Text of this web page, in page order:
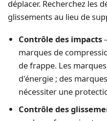
déplacer. Recherchez les
glissements au lieu de
Contrôle des impacts
marques de
de frappe. Les
d'énergie ; des
nécessiter une
Contrôle des